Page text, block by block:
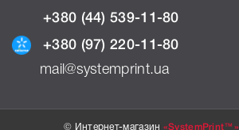
+380 (44) 539-11-80
+380 (97) 220-11-80
mail@systemprint.ua
© Интернет-магазин «SystemPrint™»